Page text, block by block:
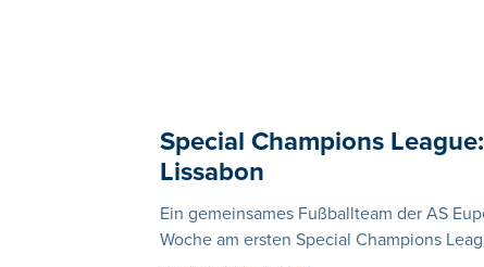
Special Champions
Lissabon
Ein gemeinsames Fußballteam der AS
Woche am ersten Special Champions